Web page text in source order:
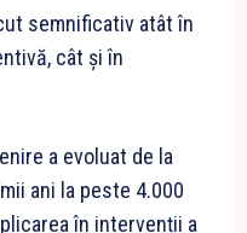
semnificativ atât în
cât și în
a evoluat de la
ani la peste 4.000
în intervenții a